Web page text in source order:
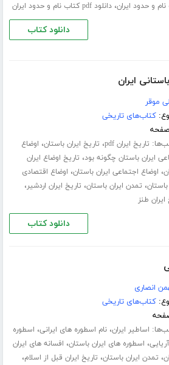
و حدود ایران،دانلود pdf کتاب نام و حدود ایران
دانلود کتاب
ایران
موقر
کتاب‌های تاریخی
تاریخ ایران pdf ، تاریخ ایران باستان، اوضاع
ایران باستان چگونه بود، تاریخ اوضاع ایران
، اوضاع اجتماعی ایران باستان، اوضاع اقتصادی
باستان، تمدن ایران باستان، تاریخ ایران اردشیر،
ایران طنز
دانلود کتاب
انصاری
کتاب‌های تاریخی
اساطیر ایران،نام اسطوره های ایرانی، اسطوره
، اسطوره های ایران باستان، افسانه های ایران
، تمدن ایران باستان، تاریخ ایران قبل از اسلام،